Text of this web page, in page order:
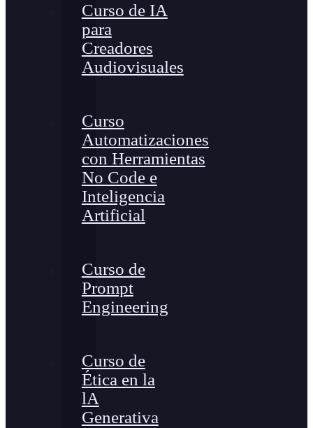
Curso de IA
para
Creadores
Audiovisuales
Curso
Automatizaciones
con Herramientas
No Code e
Inteligencia
Artificial
Curso de
Prompt
Engineering
Curso de
Ética en la
lA
Generativa